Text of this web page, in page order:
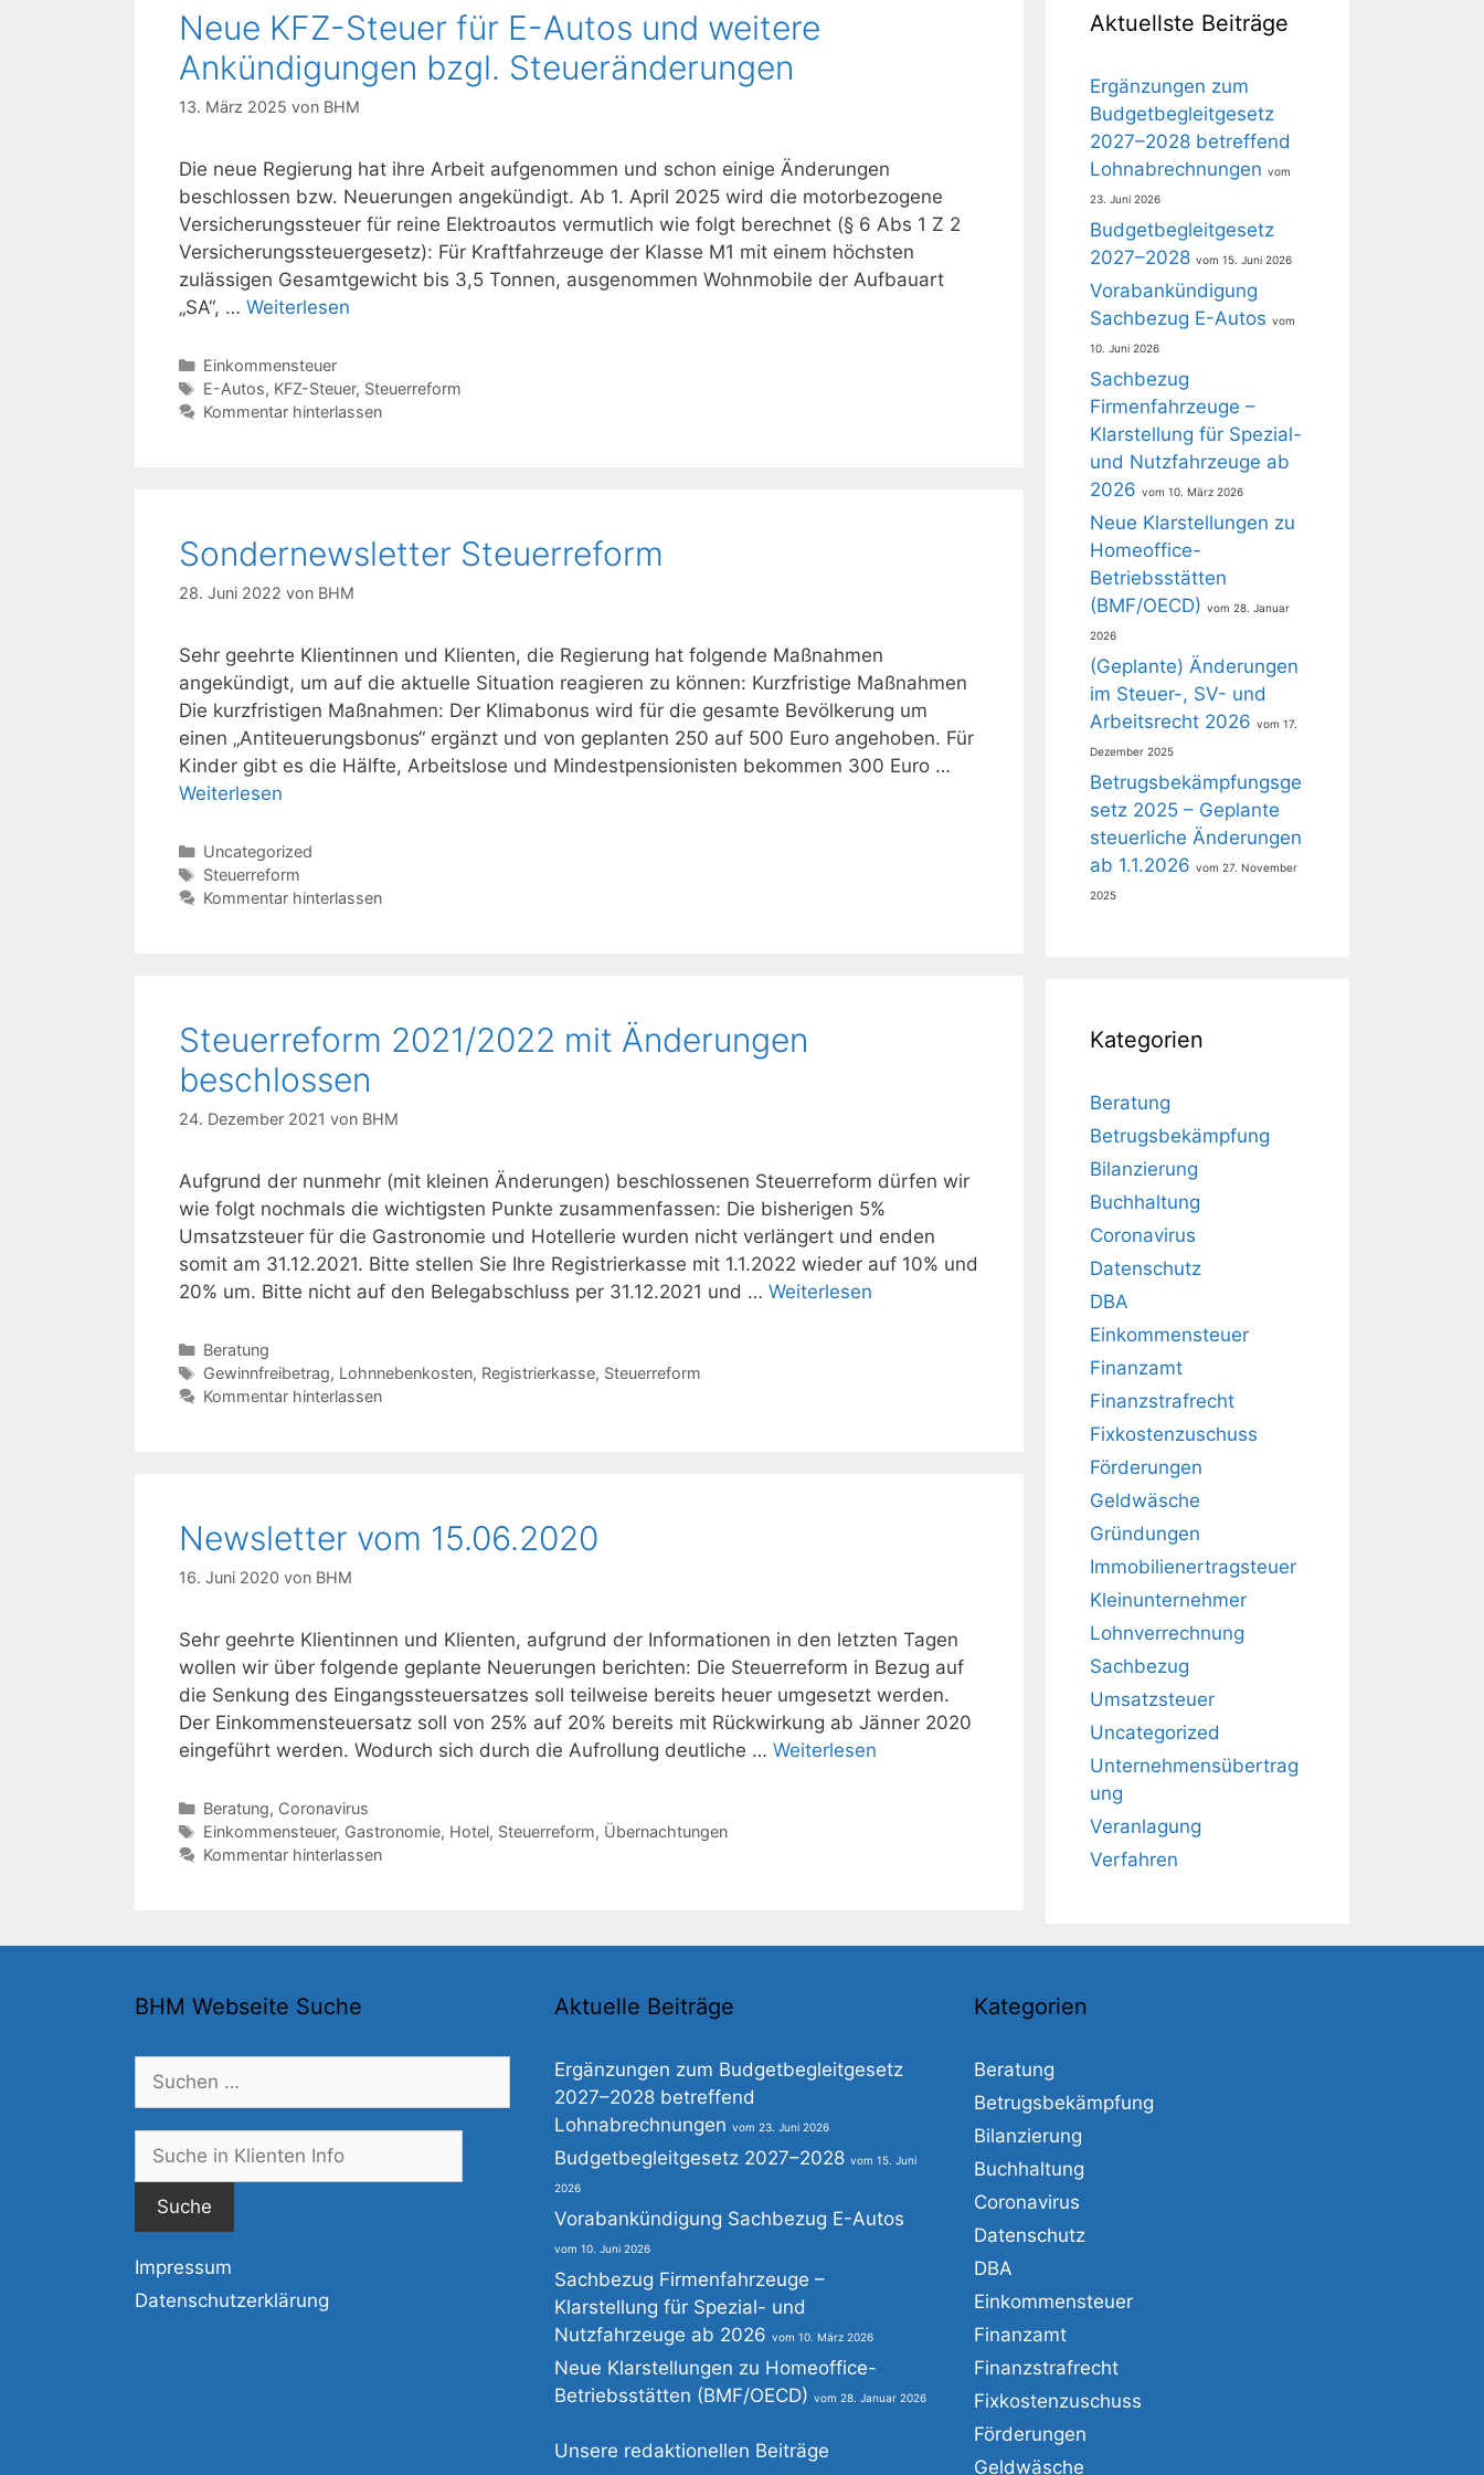
Neue KFZ-Steuer für E-Autos und weitere
Ankündigungen bzgl. Steueränderungen
13. März 2025 von BHM
Die neue Regierung hat ihre Arbeit aufgenommen und schon einige Änderungen
beschlossen bzw. Neuerungen angekündigt. Ab 1. April 2025 wird die motorbezogene
Versicherungssteuer für reine Elektroautos vermutlich wie folgt berechnet (§ 6 Abs 1 Z 2
Versicherungssteuergesetz): Für Kraftfahrzeuge der Klasse M1 mit einem höchsten
zulässigen Gesamtgewicht bis 3,5 Tonnen, ausgenommen Wohnmobile der Aufbauart
„SA“, … Weiterlesen
Kategorien
Einkommensteuer
Schlagwörter
E-Autos, KFZ-Steuer, Steuerreform
Kommentar hinterlassen
Sondernewsletter Steuerreform
28. Juni 2022 von BHM
Sehr geehrte Klientinnen und Klienten, die Regierung hat folgende Maßnahmen
angekündigt, um auf die aktuelle Situation reagieren zu können: Kurzfristige Maßnahmen
Die kurzfristigen Maßnahmen: Der Klimabonus wird für die gesamte Bevölkerung um
einen „Antiteuerungsbonus“ ergänzt und von geplanten 250 auf 500 Euro angehoben. Für
Kinder gibt es die Hälfte, Arbeitslose und Mindestpensionisten bekommen 300 Euro …
Weiterlesen
Kategorien
Uncategorized
Schlagwörter
Steuerreform
Kommentar hinterlassen
Steuerreform 2021/2022 mit Änderungen
beschlossen
24. Dezember 2021 von BHM
Aufgrund der nunmehr (mit kleinen Änderungen) beschlossenen Steuerreform dürfen wir
wie folgt nochmals die wichtigsten Punkte zusammenfassen: Die bisherigen 5%
Umsatzsteuer für die Gastronomie und Hotellerie wurden nicht verlängert und enden
somit am 31.12.2021. Bitte stellen Sie Ihre Registrierkasse mit 1.1.2022 wieder auf 10% und
20% um. Bitte nicht auf den Belegabschluss per 31.12.2021 und … Weiterlesen
Kategorien
Beratung
Schlagwörter
Gewinnfreibetrag, Lohnnebenkosten, Registrierkasse, Steuerreform
Kommentar hinterlassen
Newsletter vom 15.06.2020
16. Juni 2020 von BHM
Sehr geehrte Klientinnen und Klienten, aufgrund der Informationen in den letzten Tagen
wollen wir über folgende geplante Neuerungen berichten: Die Steuerreform in Bezug auf
die Senkung des Eingangssteuersatzes soll teilweise bereits heuer umgesetzt werden.
Der Einkommensteuersatz soll von 25% auf 20% bereits mit Rückwirkung ab Jänner 2020
eingeführt werden. Wodurch sich durch die Aufrollung deutliche … Weiterlesen
Kategorien
Beratung, Coronavirus
Schlagwörter
Einkommensteuer, Gastronomie, Hotel, Steuerreform, Übernachtungen
Kommentar hinterlassen
Aktuellste Beiträge
Ergänzungen zum
Budgetbegleitgesetz
2027–2028 betreffend
Lohnabrechnungen
23. Juni 2026
Budgetbegleitgesetz
2027–2028
15. Juni 2026
Vorabankündigung
Sachbezug E-Autos
10. Juni 2026
Sachbezug
Firmenfahrzeuge –
Klarstellung für Spezial-
und Nutzfahrzeuge ab
2026
10. März 2026
Neue Klarstellungen zu
Homeoffice-
Betriebsstätten
(BMF/OECD)
28. Januar
2026
(Geplante) Änderungen
im Steuer-, SV- und
Arbeitsrecht 2026
17.
Dezember 2025
Betrugsbekämpfungsge
setz 2025 – Geplante
steuerliche Änderungen
ab 1.1.2026
27. November
2025
Kategorien
Beratung
Betrugsbekämpfung
Bilanzierung
Buchhaltung
Coronavirus
Datenschutz
DBA
Einkommensteuer
Finanzamt
Finanzstrafrecht
Fixkostenzuschuss
Förderungen
Geldwäsche
Gründungen
Immobilienertragsteuer
Kleinunternehmer
Lohnverrechnung
Sachbezug
Umsatzsteuer
Uncategorized
Unternehmensübertrag
ung
Veranlagung
Verfahren
BHM Webseite Suche
nach:
Impressum
Datenschutzerklärung
Aktuelle Beiträge
Ergänzungen zum Budgetbegleitgesetz
2027–2028 betreffend
Lohnabrechnungen
23. Juni 2026
Budgetbegleitgesetz 2027–2028 15. Juni
2026
Vorabankündigung Sachbezug E-Autos
10. Juni 2026
Sachbezug Firmenfahrzeuge –
Klarstellung für Spezial- und
Nutzfahrzeuge ab 2026
10. März 2026
Neue Klarstellungen zu Homeoffice-
Betriebsstätten (BMF/OECD)
28. Januar 2026
Unsere redaktionellen Beiträge
Kategorien
Beratung
Betrugsbekämpfung
Bilanzierung
Buchhaltung
Coronavirus
Datenschutz
DBA
Einkommensteuer
Finanzamt
Finanzstrafrecht
Fixkostenzuschuss
Förderungen
Geldwäsche